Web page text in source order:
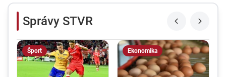
Správy STVR
Šport Ekonomika